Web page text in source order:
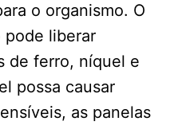
o organismo. O
pode liberar
de ferro, níquel e
possa causar
as panelas